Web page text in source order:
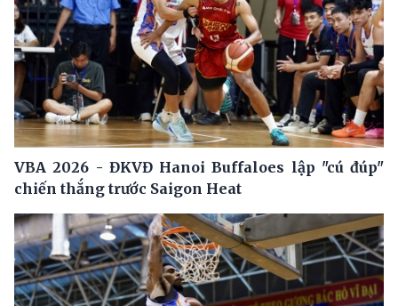
VBA 2026 - ĐKVĐ Hanoi Buffaloes lập "cú đúp"
chiến thắng trước Saigon Heat